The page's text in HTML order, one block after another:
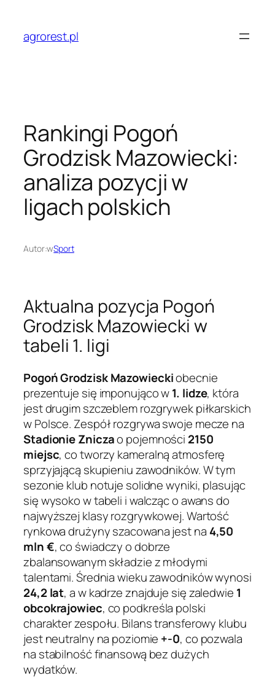
treściagrorest.pl
Rankingi Pogoń
Grodzisk Mazowiecki:
analiza pozycji w
ligach polskich
Autor:wSport
Aktualna pozycja Pogoń
Grodzisk Mazowiecki w
tabeli 1. ligi
Pogoń Grodzisk Mazowieckiobecnie
prezentuje się imponująco w1. lidze, która
jest drugim szczeblem rozgrywek piłkarskich
w Polsce. Zespół rozgrywa swoje mecze na
Stadionie Zniczao pojemności 2150
miejsc, co tworzy kameralną atmosferę
sprzyjającą skupieniu zawodników. W tym
sezonie klub notuje solidne wyniki, plasując
się wysoko w tabeli i walcząc o awans do
najwyższej klasy rozgrywkowej. Wartość
rynkowa drużyny szacowana jest na 4,50
mln €, co świadczy o dobrze
zbalansowanym składzie z młodymi
talentami. Średnia wieku zawodników wynosi
24,2 lat, a w kadrze znajduje się zaledwie 1
obcokrajowiec, co podkreśla polski
charakter zespołu. Bilans transferowy klubu
jest neutralny na poziomie +-0, co pozwala
na stabilność finansową bez dużych
wydatków.